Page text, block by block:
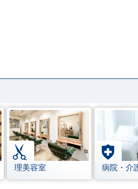
理美容室 病院・介